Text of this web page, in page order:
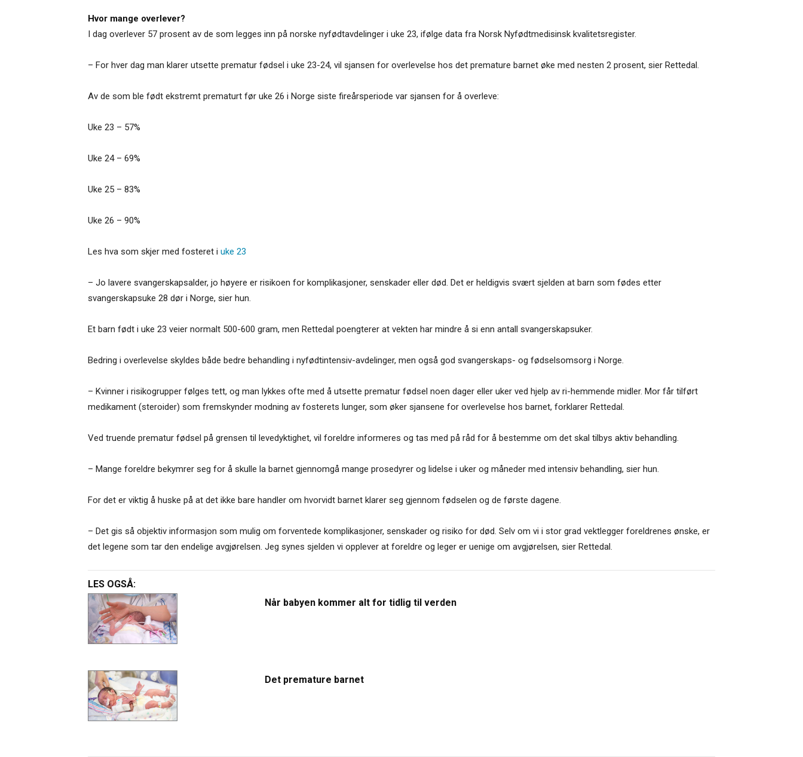
Hvor mange overlever?
I dag overlever 57 prosent av de som legges inn på norske nyfødtavdelinger i uke 23, ifølge data fra Norsk Nyfødtmedisinsk kvalitetsregister.
– For hver dag man klarer utsette prematur fødsel i uke 23-24, vil sjansen for overlevelse hos det premature barnet øke med nesten 2 prosent, sier Rettedal.
Av de som ble født ekstremt prematurt før uke 26 i Norge siste fireårsperiode var sjansen for å overleve:
Uke 23 – 57%
Uke 24 – 69%
Uke 25 – 83%
Uke 26 – 90%
Les hva som skjer med fosteret i uke 23
– Jo lavere svangerskapsalder, jo høyere er risikoen for komplikasjoner, senskader eller død. Det er heldigvis svært sjelden at barn som fødes etter
svangerskapsuke 28 dør i Norge, sier hun.
Et barn født i uke 23 veier normalt 500-600 gram, men Rettedal poengterer at vekten har mindre å si enn antall svangerskapsuker.
Bedring i overlevelse skyldes både bedre behandling i nyfødtintensiv-avdelinger, men også god svangerskaps- og fødselsomsorg i Norge.
– Kvinner i risikogrupper følges tett, og man lykkes ofte med å utsette prematur fødsel noen dager eller uker ved hjelp av ri-hemmende midler. Mor får tilført
medikament (steroider) som fremskynder modning av fosterets lunger, som øker sjansene for overlevelse hos barnet, forklarer Rettedal.
Ved truende prematur fødsel på grensen til levedyktighet, vil foreldre informeres og tas med på råd for å bestemme om det skal tilbys aktiv behandling.
– Mange foreldre bekymrer seg for å skulle la barnet gjennomgå mange prosedyrer og lidelse i uker og måneder med intensiv behandling, sier hun.
For det er viktig å huske på at det ikke bare handler om hvorvidt barnet klarer seg gjennom fødselen og de første dagene.
– Det gis så objektiv informasjon som mulig om forventede komplikasjoner, senskader og risiko for død. Selv om vi i stor grad vektlegger foreldrenes ønske, er
det legene som tar den endelige avgjørelsen. Jeg synes sjelden vi opplever at foreldre og leger er uenige om avgjørelsen, sier Rettedal.
LES OGSÅ:
Når babyen kommer alt for tidlig til verden
Det premature barnet